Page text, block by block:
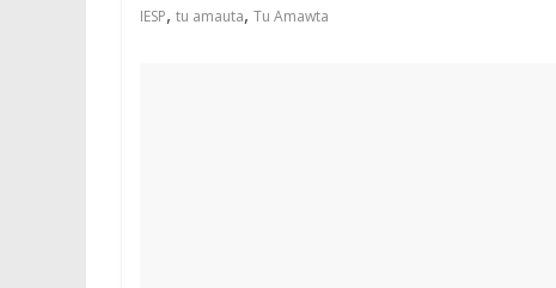
IESP, tu amauta, Tu Amawta